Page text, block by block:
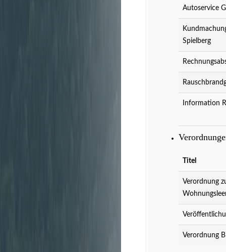
Veranstaltungen
Autoservice
Spielberg
Information
Titel
Verordnung
Verordnung